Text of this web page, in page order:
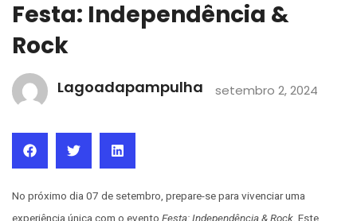
Festa: Independência &
Rock
Lagoadapampulha setembro 2, 2024
No próximo dia 07 de setembro, prepare-se para vivenciar uma
experiência única com o evento Festa: Independência & Rock . Este